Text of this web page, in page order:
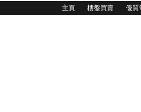
主頁 樓盤買賣 優質